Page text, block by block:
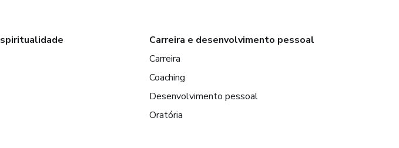
Carreira e desenvolvimento pessoal
Carreira
Coaching
Desenvolvimento pessoal
Oratória